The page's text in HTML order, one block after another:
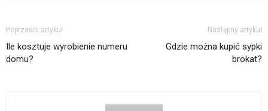
Poprzedni artykuł
Ile kosztuje wyrobienie numeru
domu?
Następny artykuł
Gdzie można kupić sypki
brokat?